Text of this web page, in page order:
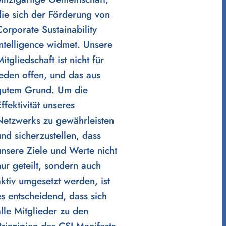
sich der Förderung von
Sustainability
widmet. Unsere
ist nicht für
offen, und das aus
Grund. Um die
unseres
zu gewährleisten
sicherzustellen, dass
Ziele und Werte nicht
geteilt, sondern auch
umgesetzt werden, ist
entscheidend, dass sich
Mitglieder zu den